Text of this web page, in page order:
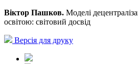
Віктор Пашков. Моделі
освітою: світовий досвід
Версія для друку